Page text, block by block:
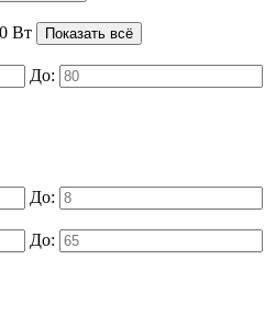
Вт Показать всё
До:
До:
До: